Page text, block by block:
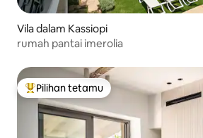
Vila dalam Kassiopi
rumah pantai imerolia
Pilihan utama tetamu
Pilihan tetamu